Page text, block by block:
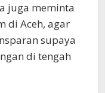
juga meminta
di Aceh, agar
supaya
di tengah